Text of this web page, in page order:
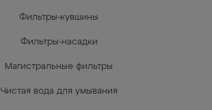
Фильтры-кувшины
Фильтры-насадки
Магистральные фильтры
Чистая вода для умывания